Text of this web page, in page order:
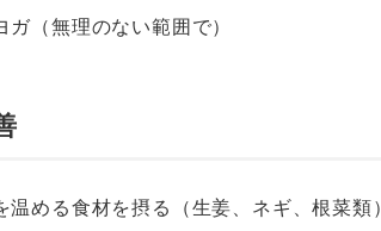
（無理のない範囲で）
める食材を摂る（生姜、ネギ、根菜類）